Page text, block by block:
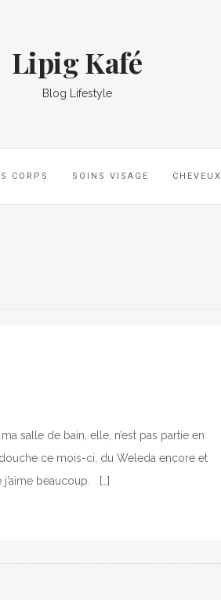
Lipig Kafé
Blog Lifestyle
CORPS SOINS VISAGE CHEVEUX
salle de bain, elle, n’est pas partie en
ce mois-ci, du Weleda encore et
beaucoup. […]